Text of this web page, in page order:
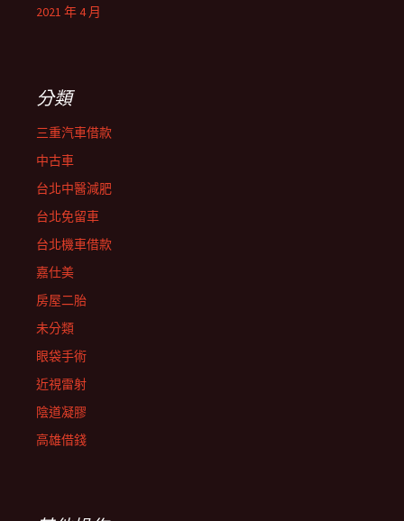
2021 年 4 月
分類
三重汽車借款
中古車
台北中醫減肥
台北免留車
台北機車借款
嘉仕美
房屋二胎
未分類
眼袋手術
近視雷射
陰道凝膠
高雄借錢